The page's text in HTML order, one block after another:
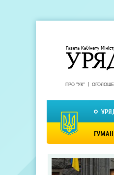
ПРО "УК"